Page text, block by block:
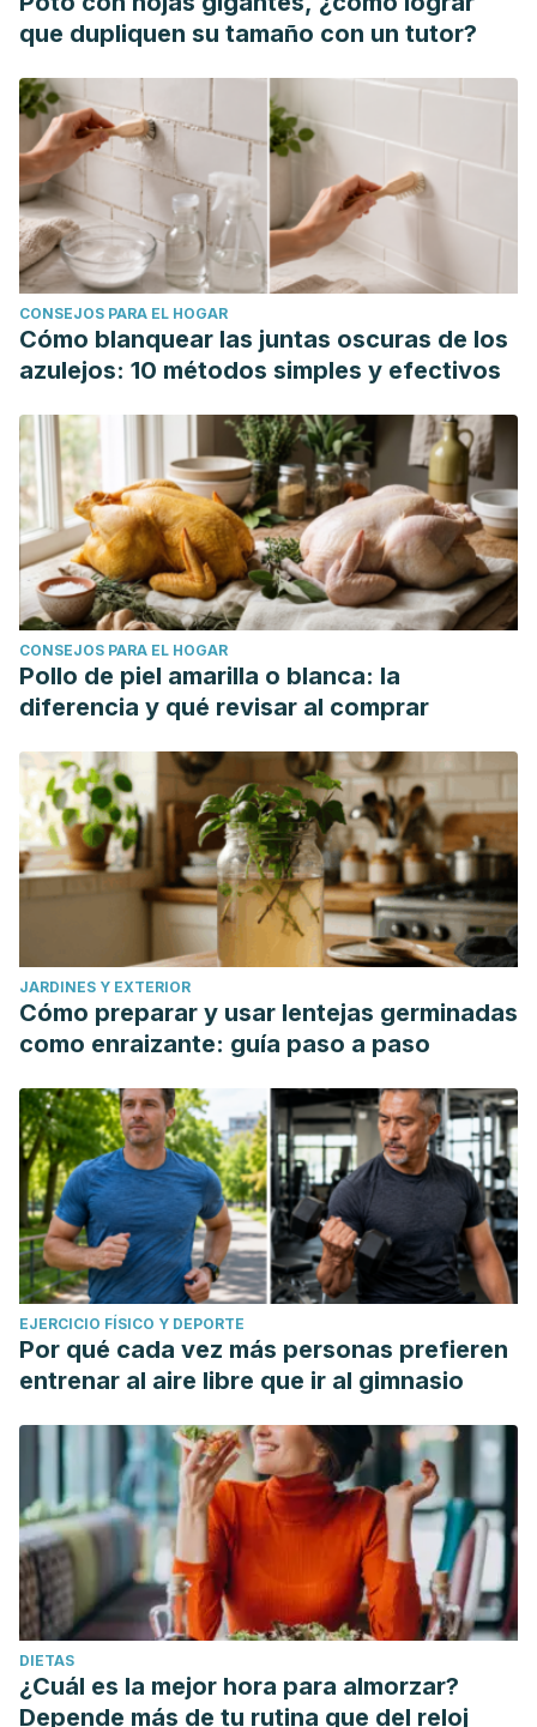
https://medlineplus.gov/spanish/ency/article/001600.htm.
Sullivan J., Rockey D. (2017). Diagnosis and evaluation of
hyperbilirubinemia.
Current Opinion in Gastroenterology
33(3), 164-170. Recuperado de:
https://www.ingentaconnect.com/content/wk/cogas/2017/
VanWagner L., Green R. (2015). Evaluating elevated bilirubin
levels in asymptomatic adults. Recuperado de:
https://www.ncbi.nlm.nih.gov/pmc/articles/PMC4424929/
Watson R. (2009). Hyperbilirubinemia.Critical Care Nursing
Clinics of North America
https://www.sciencedirect.com/science/article/abs/pii/
via%3Dihub
que dupliquen su tamaño con un tutor?
CONSEJOS PARA EL HOGAR
Cómo blanquear las juntas oscuras de los
azulejos: 10 métodos simples y efectivos
CONSEJOS PARA EL HOGAR
Pollo de piel amarilla o blanca: la
diferencia y qué revisar al comprar
JARDINES Y EXTERIOR
Cómo preparar y usar lentejas germinadas
como enraizante: guía paso a paso
EJERCICIO FÍSICO Y DEPORTE
Por qué cada vez más personas prefieren
entrenar al aire libre que ir al gimnasio
DIETAS
¿Cuál es la mejor hora para almorzar?
Depende más de tu rutina que del reloj